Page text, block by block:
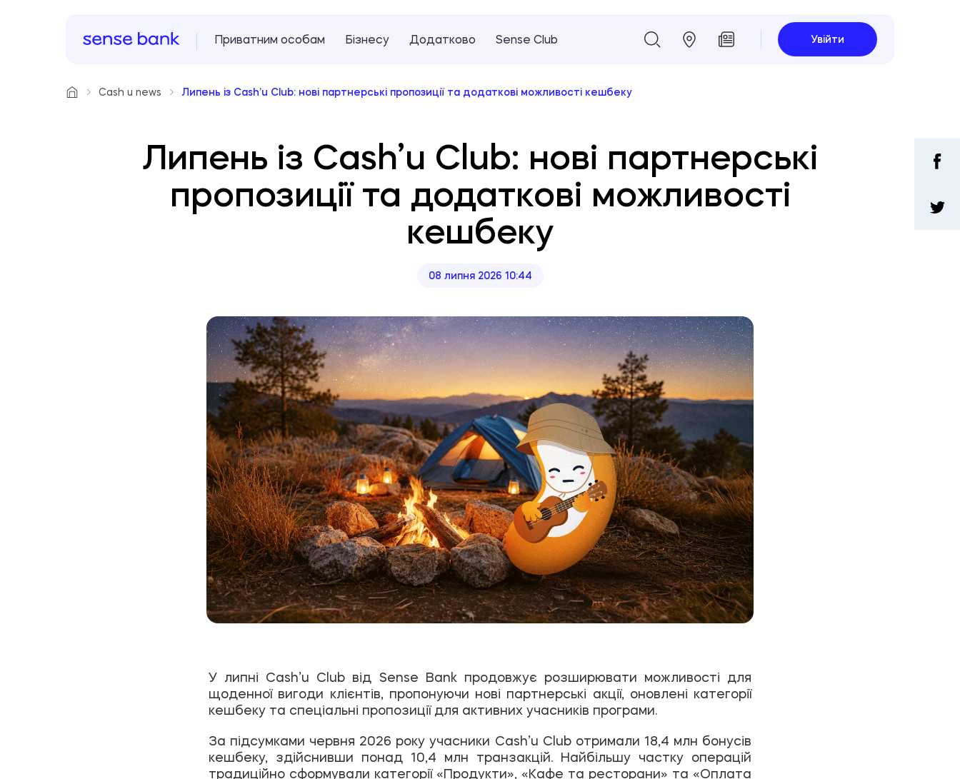
Приватним особам Бізнесу Додатково Sense Club Увійти
Cash u news Липень із Cash’u Club: нові партнерські пропозиції та додаткові можливості кешбеку
Липень із Cash’u Club: нові партнерські
пропозиції та додаткові можливості
кешбеку
08 липня 2026 10:44
У липні Cash’u Club від Sense Bank продовжує розширювати можливості для
щоденної вигоди клієнтів, пропонуючи нові партнерські акції, оновлені категорії
кешбеку та спеціальні пропозиції для активних учасників програми.
За підсумками червня 2026 року учасники Cash’u Club отримали 18,4 млн бонусів
кешбеку, здійснивши понад 10,4 млн транзакцій. Найбільшу частку операцій
традиційно сформували категорії «Продукти», «Кафе та ресторани» та «Оплата